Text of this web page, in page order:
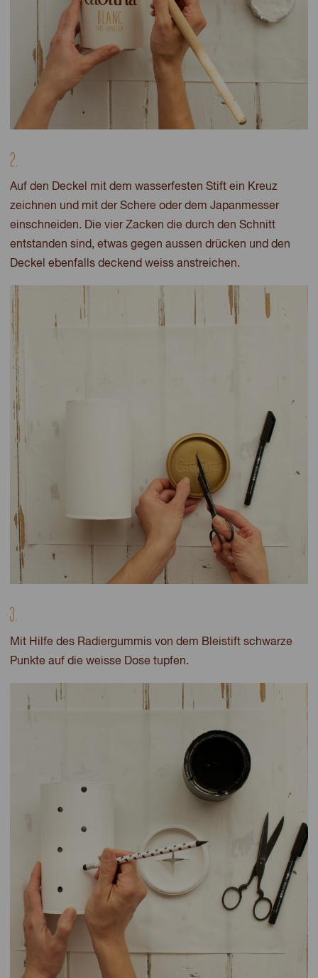
2.
Auf den Deckel mit dem wasserfesten Stift ein Kreuz
zeichnen und mit der Schere oder dem Japanmesser
einschneiden. Die vier Zacken die durch den Schnitt
entstanden sind, etwas gegen aussen drücken und den
Deckel ebenfalls deckend weiss anstreichen.
3.
Mit Hilfe des Radiergummis von dem Bleistift schwarze
Punkte auf die weisse Dose tupfen.